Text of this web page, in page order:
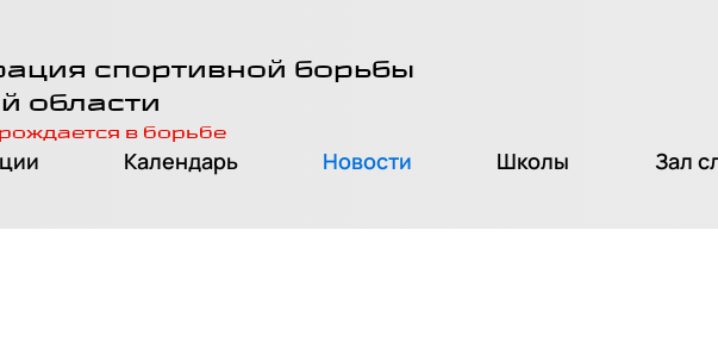
спортивной борьбы
области
в борьбе
Календарь Новости Школы Зал